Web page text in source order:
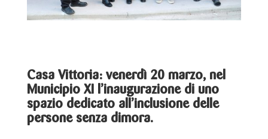
Casa Vittoria: venerdì 20 marzo, nel
Municipio XI l’inaugurazione di uno
spazio dedicato all’inclusione delle
persone senza dimora.